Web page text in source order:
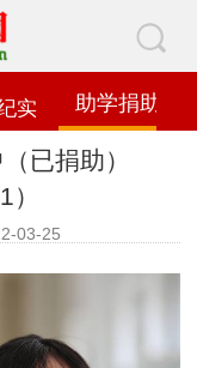
实 助学捐助
已捐助）
03-25